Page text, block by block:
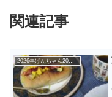
関連記事